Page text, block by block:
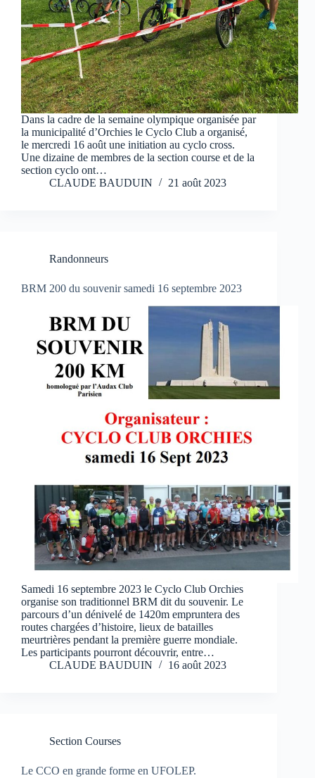
Dans la cadre de la semaine olympique organisée par
la municipalité d’Orchies le Cyclo Club a organisé,
le mercredi 16 août une initiation au cyclo cross.
Une dizaine de membres de la section course et de la
section cyclo ont…
CLAUDE BAUDUIN
21 août 2023
Randonneurs
BRM 200 du souvenir samedi 16 septembre 2023
Samedi 16 septembre 2023 le Cyclo Club Orchies
organise son traditionnel BRM dit du souvenir. Le
parcours d’un dénivelé de 1420m empruntera des
routes chargées d’histoire, lieux de batailles
meurtrières pendant la première guerre mondiale.
Les participants pourront découvrir, entre…
CLAUDE BAUDUIN
16 août 2023
Section Courses
Le CCO en grande forme en UFOLEP.